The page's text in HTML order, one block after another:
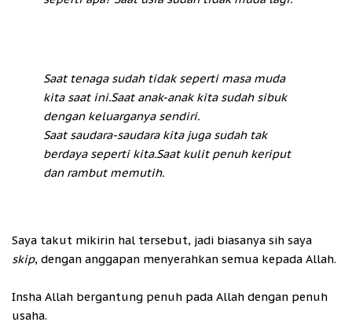
Saat tenaga sudah tidak seperti masa muda
kita saat ini.Saat anak-anak kita sudah sibuk
dengan keluarganya sendiri.
Saat saudara-saudara kita juga sudah tak
berdaya seperti kita.Saat kulit penuh keriput
dan rambut memutih.
Saya takut mikirin hal tersebut, jadi biasanya sih saya
skip, dengan anggapan menyerahkan semua kepada Allah.
Insha Allah bergantung penuh pada Allah dengan penuh
usaha.